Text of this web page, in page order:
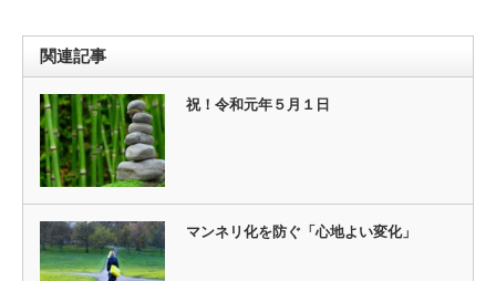
関連記事
祝！令和元年５月１日
マンネリ化を防ぐ「心地よい変化」